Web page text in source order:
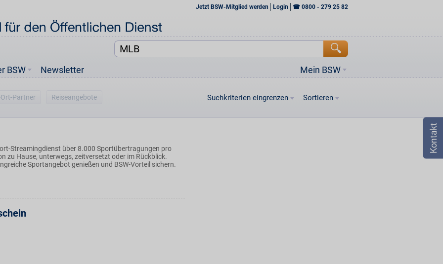
Jetzt BSW-Mitglied werden Login ☎ 0800 - 279 25 82
Mein BSW
BSW Newsletter
Partner Reiseangebote Suchkriterien eingrenzen Sortieren
Streamingdienst über 8.000 Sportübertragungen pro
zu Hause, unterwegs, zeitversetzt oder im Rückblick.
Sportangebot genießen und BSW-Vorteil sichern.